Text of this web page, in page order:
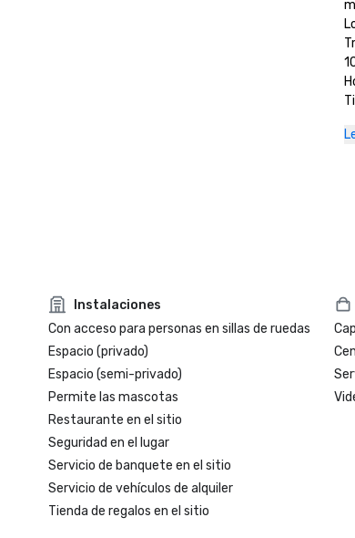
Instalaciones
Con acceso para personas en sillas de ruedas
Espacio (privado)
Espacio (semi-privado)
Permite las mascotas
Restaurante en el sitio
Seguridad en el lugar
Servicio de banquete en el sitio
Servicio de vehículos de alquiler
Tienda de regalos en el sitio